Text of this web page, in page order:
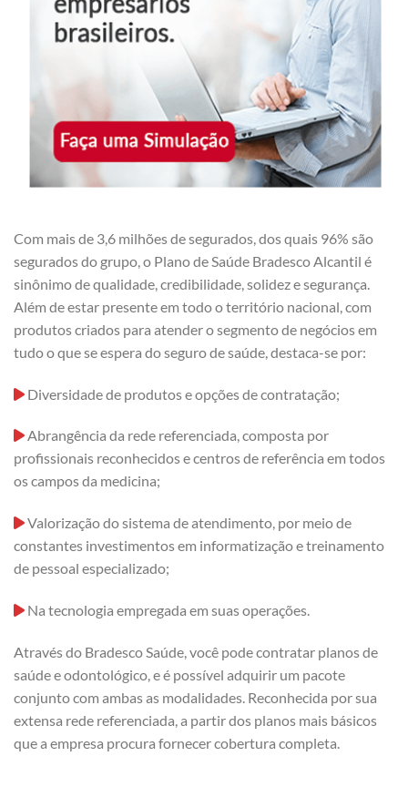
Com mais de 3,6 milhões de segurados, dos quais 96% são
segurados do grupo, o Plano de Saúde Bradesco Alcantil é
sinônimo de qualidade, credibilidade, solidez e segurança.
Além de estar presente em todo o território nacional, com
produtos criados para atender o segmento de negócios em
tudo o que se espera do seguro de saúde, destaca-se por:
Diversidade de produtos e opções de contratação;
Abrangência da rede referenciada, composta por
profissionais reconhecidos e centros de referência em todos
os campos da medicina;
Valorização do sistema de atendimento, por meio de
constantes investimentos em informatização e treinamento
de pessoal especializado;
Na tecnologia empregada em suas operações.
Através do Bradesco Saúde, você pode contratar planos de
saúde e odontológico, e é possível adquirir um pacote
conjunto com ambas as modalidades. Reconhecida por sua
extensa rede referenciada, a partir dos planos mais básicos
que a empresa procura fornecer cobertura completa.